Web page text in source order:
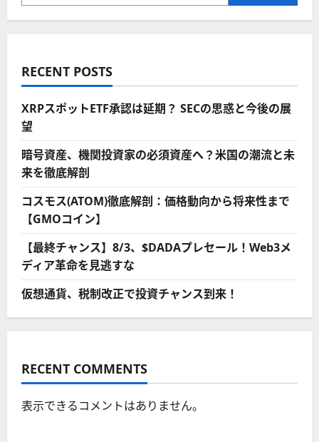
RECENT POSTS
XRPスポットETF承認は延期？ SECの思惑と今後の展
望
暗号資産、機関投資家の必須資産へ？米国の潮流と未
来を徹底解剖
コスモス(ATOM)徹底解剖：価格動向から将来性まで
【GMOコイン】
【最終チャンス】8/3、$DADAプレセール！Web3メ
ディア革命を見逃すな
仮想通貨、税制改正で投資チャンス到来！
RECENT COMMENTS
表示できるコメントはありません。